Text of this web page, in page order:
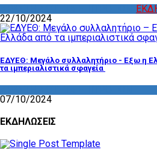
22/10/2024
ΕΔΥΕΘ: Μεγάλο συλλαλητήριο - Εξω η
τα ιμπεριαλιστικά σφαγεία
07/10/2024
ΕΚΔΗΛΩΣΕΙΣ